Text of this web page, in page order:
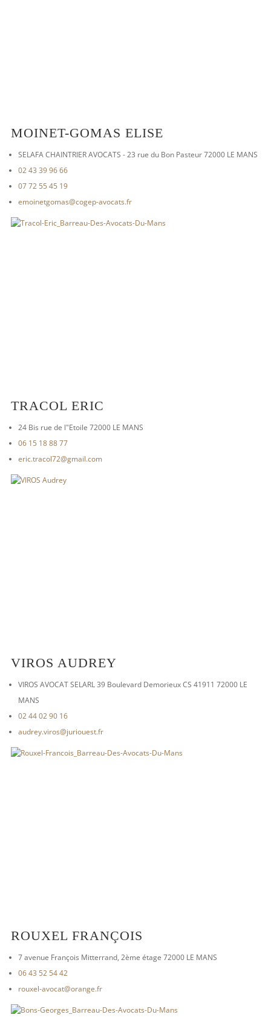
MOINET-GOMAS ELISE
SELAFA CHAINTRIER AVOCATS - 23 rue du Bon Pasteur 72000 LE MANS
02 43 39 96 66
07 72 55 45 19
emoinetgomas@cogep-avocats.fr
TRACOL ERIC
24 Bis rue de l"Etoile 72000 LE MANS
06 15 18 88 77
eric.tracol72@gmail.com
VIROS AUDREY
VIROS AVOCAT SELARL 39 Boulevard Demorieux CS 41911 72000 LE
MANS
02 44 02 90 16
audrey.viros@juriouest.fr
ROUXEL FRANÇOIS
7 avenue François Mitterrand, 2ème étage 72000 LE MANS
06 43 52 54 42
rouxel-avocat@orange.fr